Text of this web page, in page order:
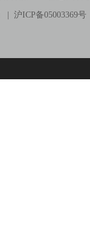
| 沪ICP备05003369号